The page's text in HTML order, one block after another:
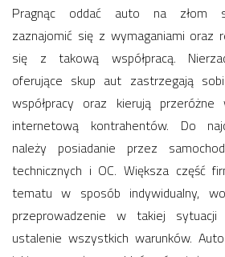
Pragnąc oddać auto na złom
zaznajomić się z wymaganiami oraz
się z takową współpracą.
oferujące skup aut zastrzegają
współpracy oraz kierują
internetową kontrahentów. Do
należy posiadanie przez
technicznych i OC. Większa część
tematu w sposób indywidualny,
przeprowadzenie w takiej
ustalenie wszystkich warunków.